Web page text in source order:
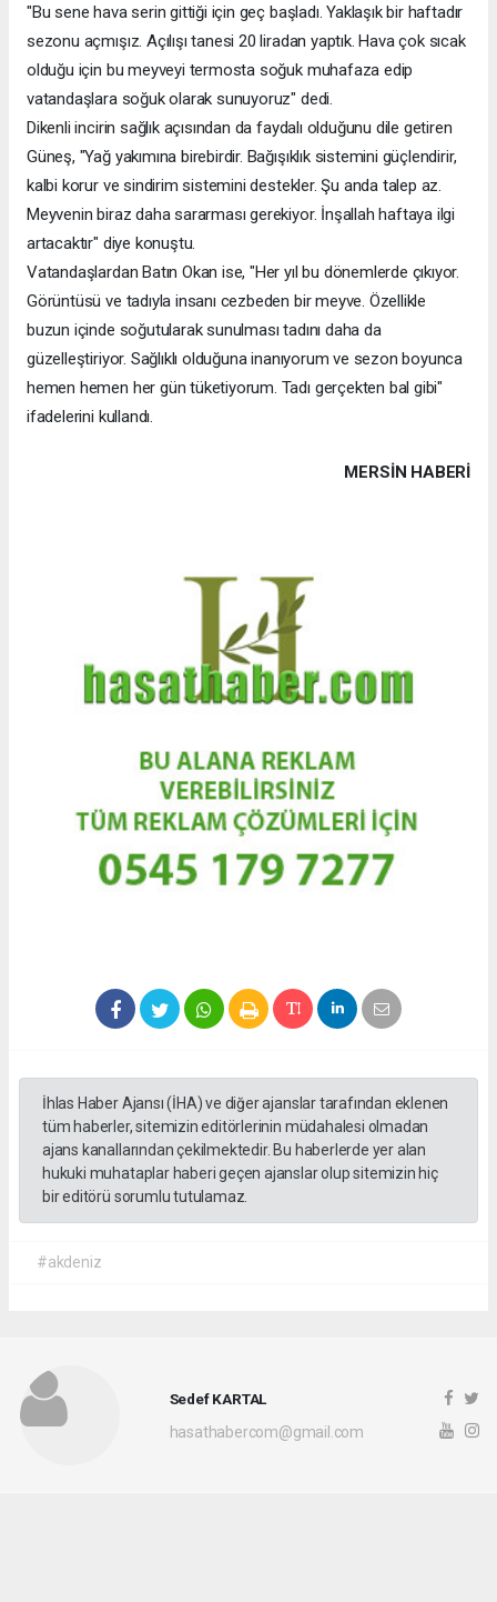
"Bu sene hava serin gittiği için geç başladı. Yaklaşık bir haftadır
sezonu açmışız. Açılışı tanesi 20 liradan yaptık. Hava çok sıcak
olduğu için bu meyveyi termosta soğuk muhafaza edip
vatandaşlara soğuk olarak sunuyoruz" dedi.
Dikenli incirin sağlık açısından da faydalı olduğunu dile getiren
Güneş, "Yağ yakımına birebirdir. Bağışıklık sistemini güçlendirir,
kalbi korur ve sindirim sistemini destekler. Şu anda talep az.
Meyvenin biraz daha sararması gerekiyor. İnşallah haftaya ilgi
artacaktır" diye konuştu.
Vatandaşlardan Batın Okan ise, "Her yıl bu dönemlerde çıkıyor.
Görüntüsü ve tadıyla insanı cezbeden bir meyve. Özellikle
buzun içinde soğutularak sunulması tadını daha da
güzelleştiriyor. Sağlıklı olduğuna inanıyorum ve sezon boyunca
hemen hemen her gün tüketiyorum. Tadı gerçekten bal gibi"
ifadelerini kullandı.
MERSIN HABERİ
İhlas Haber Ajansı (İHA) ve diğer ajanslar tarafından eklenen
tüm haberler, sitemizin editörlerinin müdahalesi olmadan
ajans kanallarından çekilmektedir. Bu haberlerde yer alan
hukuki muhataplar haberi geçen ajanslar olup sitemizin hiç
bir editörü sorumlu tutulamaz.
#akdeniz
Sedef KARTAL
hasathabercom@gmail.com